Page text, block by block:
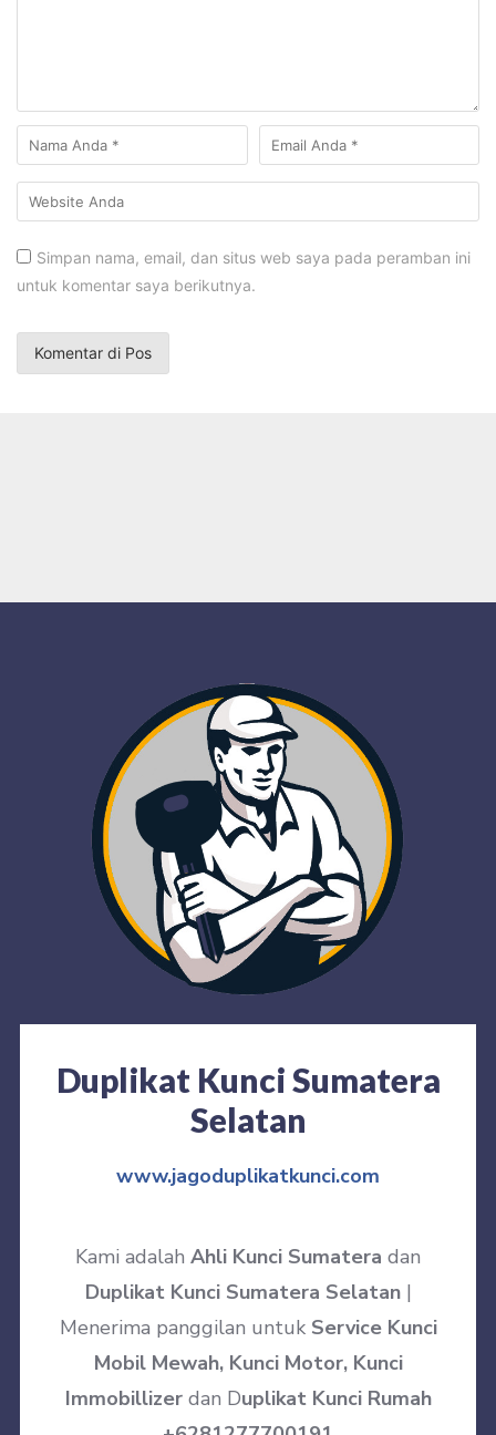
Simpan nama, email, dan situs web saya pada peramban ini
untuk komentar saya berikutnya.
Duplikat Kunci Sumatera
Selatan
www.jagoduplikatkunci.com
Kami adalah Ahli Kunci Sumatera dan
Duplikat Kunci Sumatera Selatan|
Menerima panggilan untuk Service Kunci
Mobil Mewah, Kunci Motor, Kunci
Immobillizerdan Duplikat Kunci Rumah